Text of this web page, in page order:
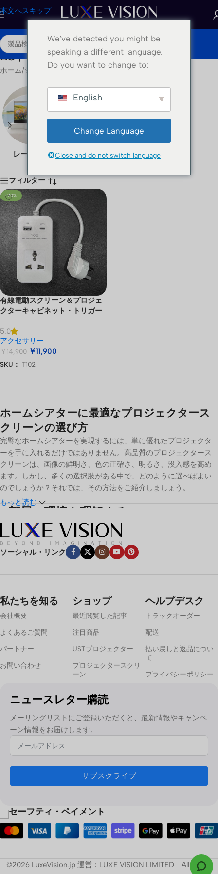
本文へスキップ
ACトリガー
ホーム/ショップ/“AC Trigger”にタグ付けされた商品
レーザーTVキャビネット アクセサリー
フィルター
-20%
有線電動スクリーン＆プロジェ
クターキャビネット・トリガー
5.0
アクセサリー
￥14,900 ￥11,900
SKU： T102
ホームシアターに最適なプロジェクタース
クリーンの選び方
完璧なホームシアターを実現するには、単に優れたプロジェクタ
ーを手に入れるだけではありません。高品質のプロジェクタース
クリーンは、画像の鮮明さ、色の正確さ、明るさ、没入感を高め
ます。しかし、多くの選択肢がある中で、どのように選べばよい
のでしょうか？それでは、その方法をご紹介しましょう。
1. 部屋の環境を理解する
環境光
光のコントロールは最も重要な要素だ。映画館専用スペースのよ
トスクリーンが効果的です。
アンビエントライトリジェクティン
グ（ALR）スクリーンまたは超短焦点（UST）ALRコントラスト
と色の鮮やかさを保つために、スクリーンを使用することをお勧
めします。
部屋の広さ
部屋の大きさは、スクリーンのサイズと視聴距離に影響します。
スクリーンは映画のようなインパクトを与えることができませ
2.適切なスクリーンタイプを選ぶ
固定フレームスクリーン
スクリーンを設置したままの専用ホームシアターに最適。優れた
電動ドロップダウン・スクリーン
多目的ルームに最適です。このスクリーンは、使用しないときは
もっと読む
ソーシャル・リンク
私たちを知る
会社概要
よくあるご質問
パートナー
お問い合わせ
ショップ
最近閲覧した記事
注目商品
USTプロジェクター
プロジェクタースクリ
ーン
ヘルプデスク
トラックオーダー
配送
払い戻しと返品につい
て
プライバシーポリシー
ニュースレター購読
メーリングリストにご登録いただくと、最新情報やキャンペ
ーン情報をお届けします。
サブスクライブ
セーフティ・ペイメント
©2026 LuxeVision.jp 運営：LUXE VISION LIMITED｜All Rights
We've detected you might be
speaking a different language.
Do you want to change to:
English
Change Language
Close and do not switch language